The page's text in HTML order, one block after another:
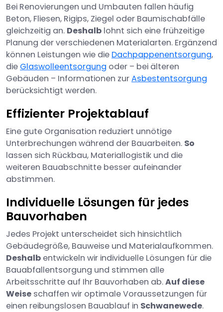
Bei Renovierungen und Umbauten fallen häufig
Beton, Fliesen, Rigips, Ziegel oder Baumischabfälle
gleichzeitig an. Deshalb lohnt sich eine frühzeitige
Planung der verschiedenen Materialarten. Ergänzend
können Leistungen wie die Dachpappenentsorgung,
die Glaswolleentsorgung oder – bei älteren
Gebäuden – Informationen zurAsbestentsorgung
berücksichtigt werden.
Effizienter Projektablauf
Eine gute Organisation reduziert unnötige
Unterbrechungen während der Bauarbeiten. So
lassen sich Rückbau, Materiallogistik und die
weiteren Bauabschnitte besser aufeinander
abstimmen.
Individuelle Lösungen für jedes
Bauvorhaben
Jedes Projekt unterscheidet sich hinsichtlich
Gebäudegröße, Bauweise und Materialaufkommen.
Deshalb entwickeln wir individuelle Lösungen für die
Bauabfallentsorgung und stimmen alle
Arbeitsschritte auf Ihr Bauvorhaben ab.Auf diese
Weise schaffen wir optimale Voraussetzungen für
einen reibungslosen Bauablauf in Schwanewede.